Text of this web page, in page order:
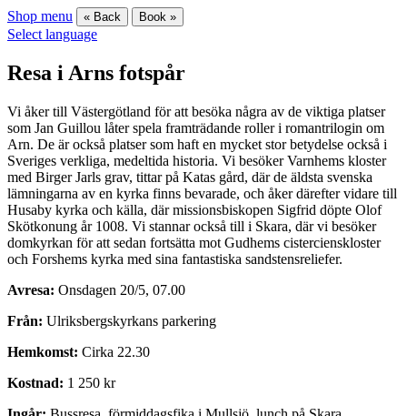
Shop menu « Back Book »
Select language
Resa i Arns fotspår
Vi åker till Västergötland för att besöka några av de viktiga platser
som Jan Guillou låter spela framträdande roller i romantrilogin om
Arn. De är också platser som haft en mycket stor betydelse också i
Sveriges verkliga, medeltida historia. Vi besöker Varnhems kloster
med Birger Jarls grav, tittar på Katas gård, där de äldsta svenska
lämningarna av en kyrka finns bevarade, och åker därefter vidare till
Husaby kyrka och källa, där missionsbiskopen Sigfrid döpte Olof
Skötkonung år 1008. Vi stannar också till i Skara, där vi besöker
domkyrkan för att sedan fortsätta mot Gudhems cistercienskloster
och Forshems kyrka med sina fantastiska sandstensreliefer.
Avresa: Onsdagen 20/5, 07.00
Från: Ulriksbergskyrkans parkering
Hemkomst: Cirka 22.30
Kostnad: 1 250 kr